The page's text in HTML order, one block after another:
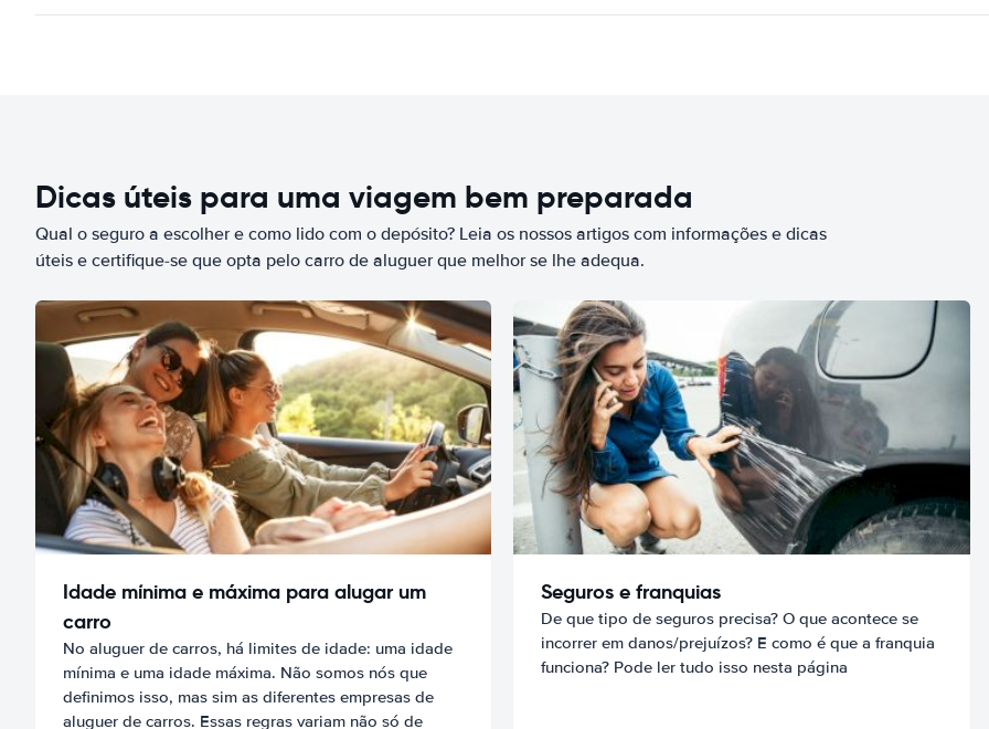
Dicas úteis para uma viagem bem preparada
Qual o seguro a escolher e como lido com o depósito? Leia os nossos artigos com informações e dicas
úteis e certifique-se que opta pelo carro de aluguer que melhor se lhe adequa.
Idade mínima e máxima para alugar um
carro
No aluguer de carros, há limites de idade: uma idade
mínima e uma idade máxima. Não somos nós que
definimos isso, mas sim as diferentes empresas de
aluguer de carros. Essas regras variam não só de
Seguros e franquias
De que tipo de seguros precisa? O que acontece se
incorrer em danos/prejuízos? E como é que a franquia
funciona? Pode ler tudo isso nesta página